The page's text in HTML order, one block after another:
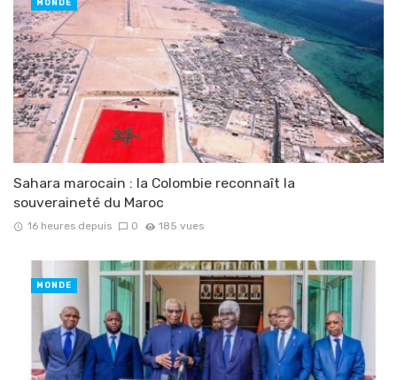
Sahara marocain : la Colombie reconnaît la
souveraineté du Maroc
16 heures depuis 0 185 vues
MONDE
MONDE